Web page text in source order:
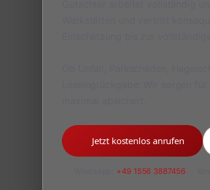
Jetzt kostenlos anrufen
+49 1556 3887456